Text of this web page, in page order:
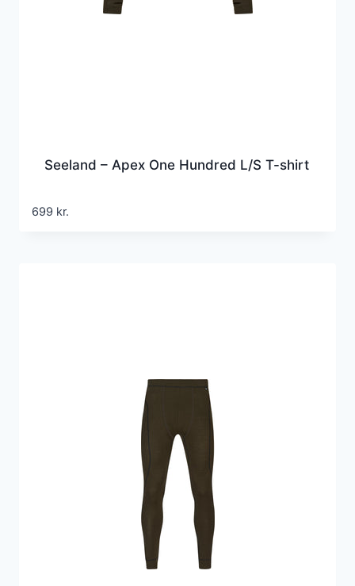
Seeland – Apex One Hundred L/S T-shirt
699 kr.